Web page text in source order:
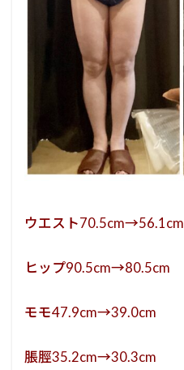
ウエスト70.5cm→56.1cm
ヒップ90.5cm→80.5cm
モモ47.9cm→39.0cm
脹脛35.2cm→30.3cm